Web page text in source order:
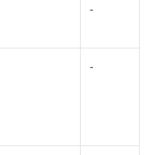
-
-